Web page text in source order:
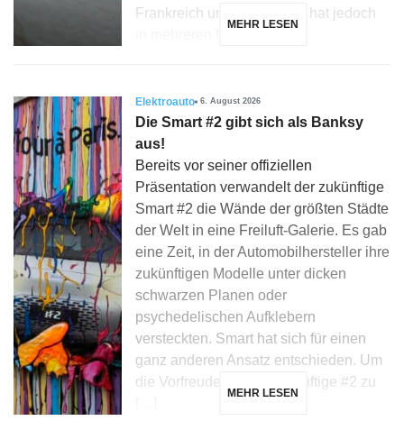
Frankreich und Dänemark, hat jedoch
MEHR LESEN
Elektroauto 6. August 2026
Die Smart #2 gibt sich als Banksy
aus!
Bereits vor seiner offiziellen
Präsentation verwandelt der zukünftige
Smart #2 die Wände der größten Städte
der Welt in eine Freiluft-Galerie. Es gab
eine Zeit, in der Automobilhersteller ihre
zukünftigen Modelle unter dicken
schwarzen Planen oder
psychedelischen Aufklebern
versteckten. Smart hat sich für einen
ganz anderen Ansatz entschieden. Um
die Vorfreude auf die zukünftige #2 zu
MEHR LESEN